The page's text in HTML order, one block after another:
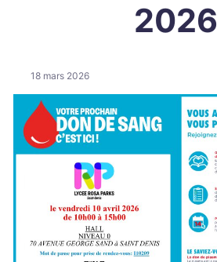
2026
18 mars 2026